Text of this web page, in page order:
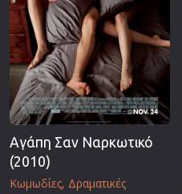
Αγάπη Σαν Ναρκωτικό
(2010)
Κωμωδίες Δραματικές